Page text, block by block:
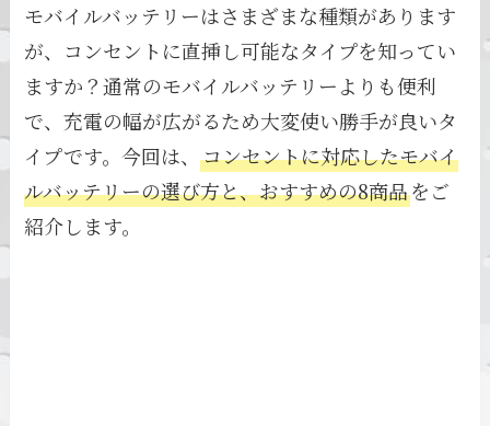
モバイルバッテリーはさまざまな種類があります
が、コンセントに直挿し可能なタイプを知ってい
ますか？通常のモバイルバッテリーよりも便利
で、充電の幅が広がるため大変使い勝手が良いタ
イプです。今回は、コンセントに対応したモバイ
ルバッテリーの選び方と、おすすめの8商品をご
紹介します。